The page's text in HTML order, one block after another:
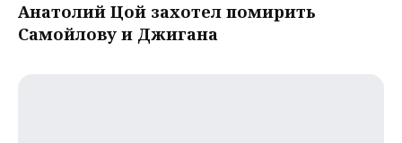
Анатолий Цой захотел помирить
Самойлову и Джигана